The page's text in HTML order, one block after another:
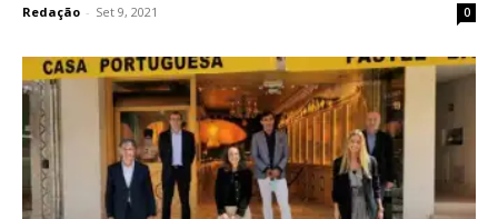
Redação - Set 9, 2021 0